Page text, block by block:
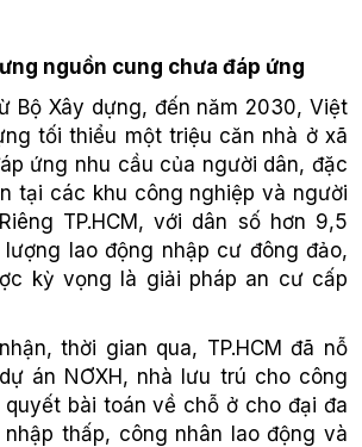
nguồn cung chưa đáp ứng
Bộ Xây dựng, đến năm 2030, Việt
tối thiểu một triệu căn nhà ở xã
ứng nhu cầu của người dân, đặc
tại các khu công nghiệp và người
TP.HCM, với dân số hơn 9,5
lao động nhập cư đông đảo,
kỳ vọng là giải pháp an cư cấp
thời gian qua, TP.HCM đã nỗ
án NƠXH, nhà lưu trú cho công
quyết bài toán về chỗ ở cho đại đa
thấp, công nhân lao động và